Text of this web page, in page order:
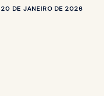
20 DE JANEIRO DE 2026